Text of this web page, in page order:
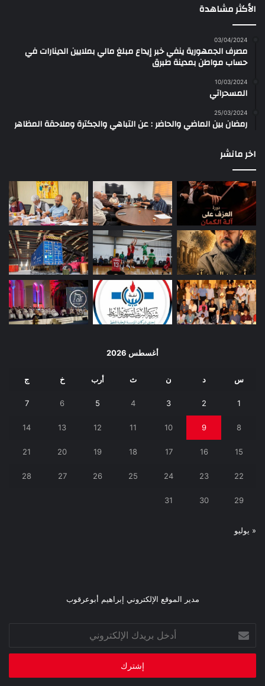
الأكثر مشاهدة
03/04/2024
مصرف الجمهورية ينفي خبر إيداع مبلغ مالي بملايين الدينارات في
حساب مواطن بمدينة طبرق
10/03/2024
المسحراتي
25/03/2024
رمضان بين الماضي والحاضر : عن التباهي والجكترة وملاحقة المظاهر
اخر مانشر
أغسطس 2026
س د ن ث أرب خ ج
1
2
3
4
5
6
7
8
9
10
11
12
13
14
15
16
17
18
19
20
21
22
23
24
25
26
27
28
29
30
31
« يوليو
مدير الموقع الإلكتروني إبراهيم أبوعرقوب
بريدك
الإلكتروني